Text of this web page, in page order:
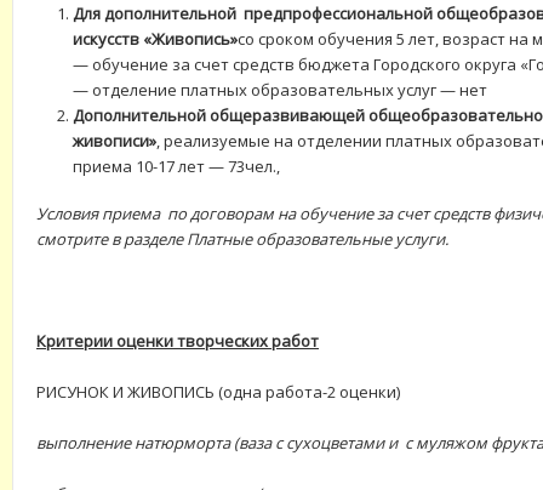
Для дополнительной предпрофессиональной
искусств «Живопись»со сроком обучения 5 лет, возраст на
— обучение за счет средств бюджета Городского округа
— отделение платных образовательных услуг — нет
Дополнительной общеразвивающей
живописи», реализуемые на отделении платных
приема 10-17 лет — 73чел.,
Условия приема по договорам на обучение за счет средств
смотрите в разделе Платные образовательные услуги.
Критерии оценки творческих работ
РИСУНОК И ЖИВОПИСЬ (одна работа-2 оценки)
выполнение натюрморта (ваза с сухоцветами и с муляжом